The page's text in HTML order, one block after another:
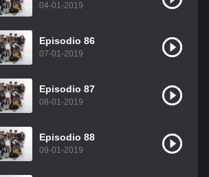
04-01-2019
Episodio 86
07-01-2019
Episodio 87
08-01-2019
Episodio 88
09-01-2019